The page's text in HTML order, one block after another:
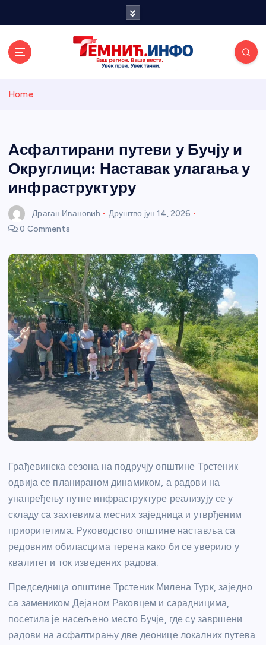
и портал
Home
Асфалтирани путеви у Бучју и
Округлици: Наставак улагања у
инфраструктуру
Драган Ивановић Друштво јун 14, 2026
0 Comments
Грађевинска сезона на подручју општине Трстеник
одвија се планираном динамиком, а радови на
унапређењу путне инфраструктуре реализују се у
складу са захтевима месних заједница и утврђеним
приоритетима. Руководство општине наставља са
редовним обиласцима терена како би се уверило у
квалитет и ток изведених радова.
Председница општине Трстеник Милена Турк, заједно
са замеником Дејаном Раковцем и сарадницима,
посетила је насељено место Бучје, где су завршени
радови на асфалтирању две деонице локалних путева